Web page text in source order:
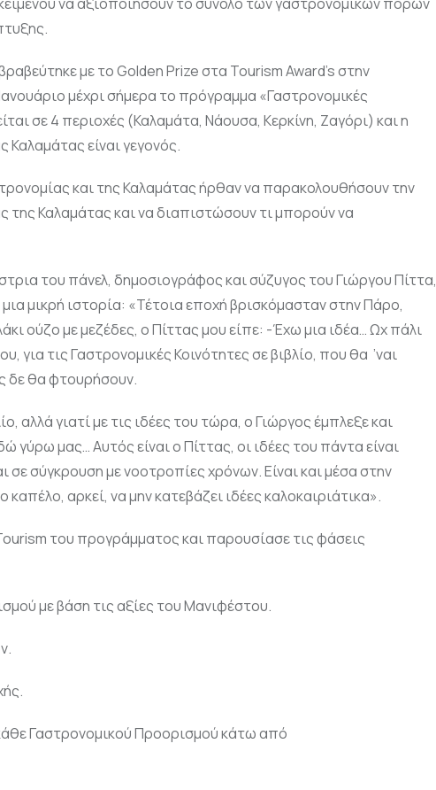
με το Golden Prize στα Τοurism Award’s στην
μέχρι σήμερα το πρόγραμμα «Γαστρονομικές
σε 4 περιοχές (Καλαμάτα, Νάουσα, Κερκίνη, Ζαγόρι) και η
είναι γεγονός.
και της Καλαμάτας ήρθαν να παρακολουθήσουν την
Καλαμάτας και να διαπιστώσουν τι μπορούν να
του πάνελ, δημοσιογράφος και σύζυγος του Γιώργου Πίττα,
μικρή ιστορία: «Τέτοια εποχή βρισκόμασταν στην Πάρο,
ούζο με μεζέδες, ο Πίττας μου είπε: -Έχω μια ιδέα… Ωχ πάλι
τις Γαστρονομικές Κοινότητες σε βιβλίο, που θα ’ναι
δε θα φτουρήσουν.
αλλά γιατί με τις ιδέες του τώρα, ο Γιώργος έμπλεξε και
μας… Αυτός είναι ο Πίττας, οι ιδέες του πάντα είναι
σύγκρουση με νοοτροπίες χρόνων. Είναι και μέσα στην
αρκεί, να μην κατεβάζει ιδέες καλοκαιριάτικα».
του προγράμματος και παρουσίασε τις φάσεις
με βάση τις αξίες του Μανιφέστου.
Γαστρονομικού Προορισμού κάτω από